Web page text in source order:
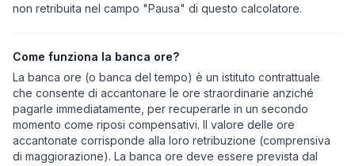
non retribuita nel campo "Pausa" di questo calcolatore.
Come funziona la banca ore?
La banca ore (o banca del tempo) è un istituto contrattuale
che consente di accantonare le ore straordinarie anziché
pagarle immediatamente, per recuperarle in un secondo
momento come riposi compensativi. Il valore delle ore
accantonate corrisponde alla loro retribuzione (comprensiva
di maggiorazione). La banca ore deve essere prevista dal